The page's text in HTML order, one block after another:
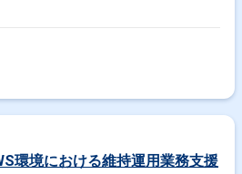
環境における維持運用業務支援